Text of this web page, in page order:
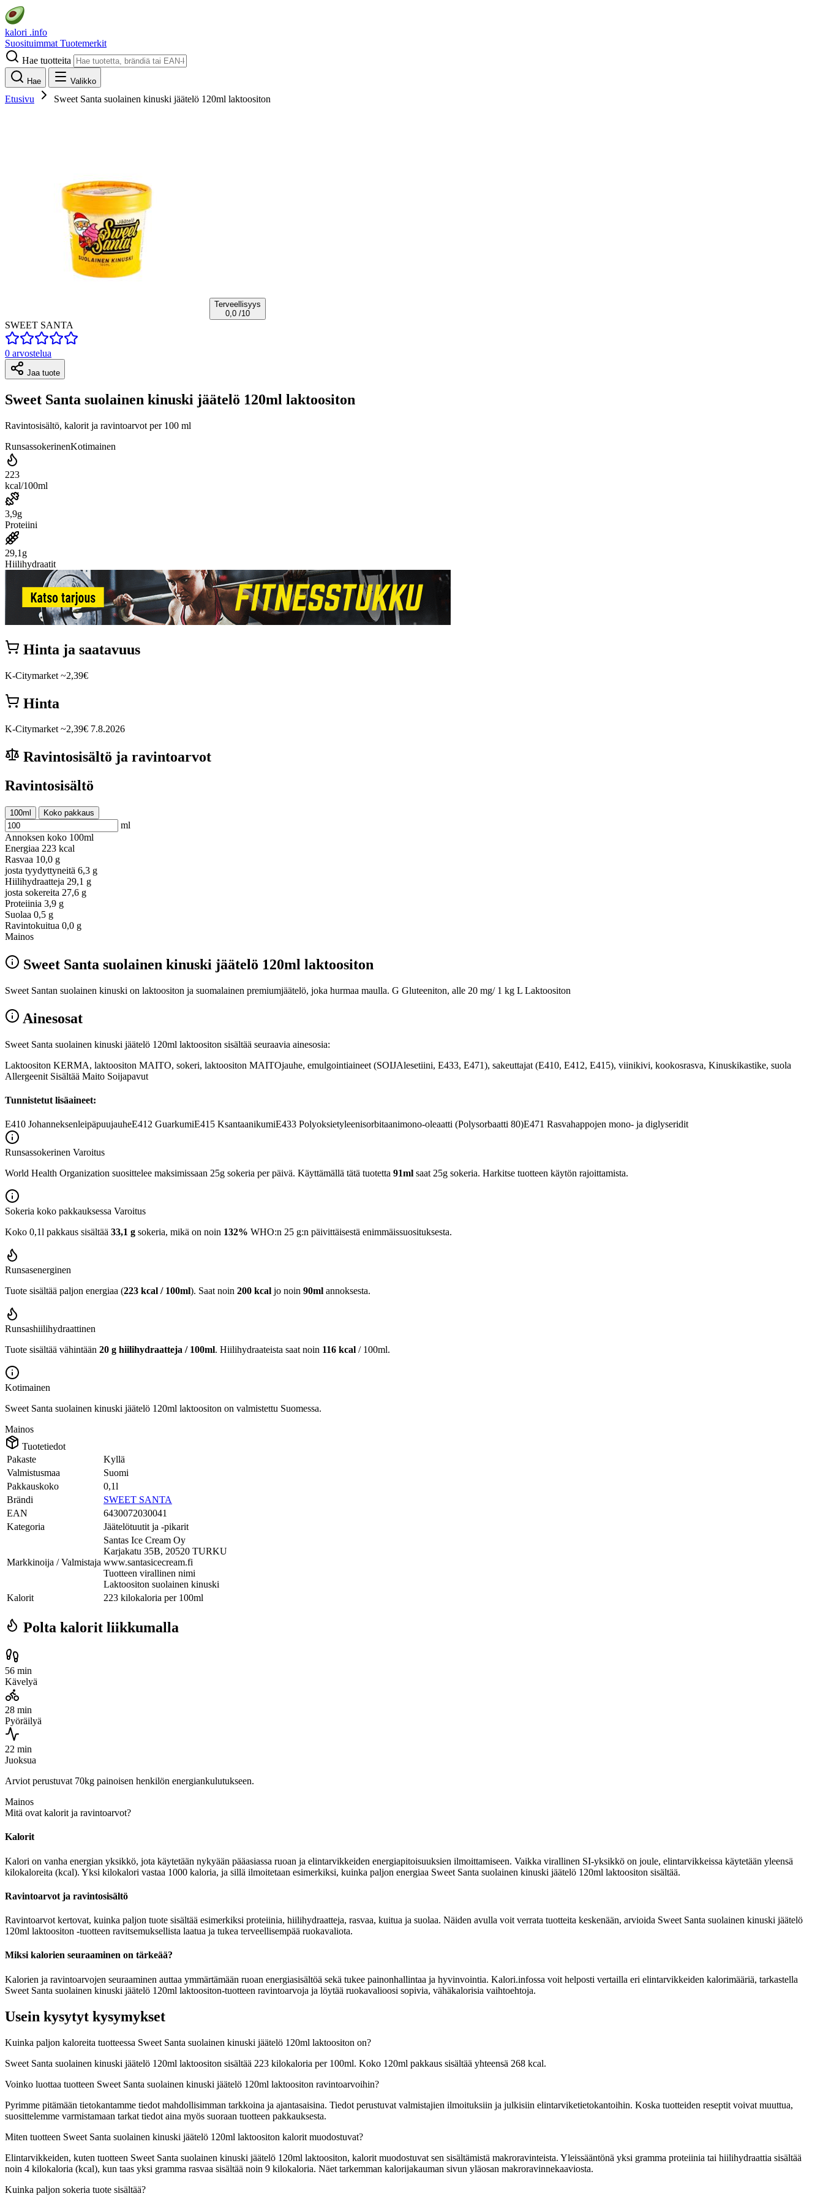
kalori .info
Suosituimmat Tuotemerkit
Hae tuotteita
Hae Valikko
Etusivu Sweet Santa suolainen kinuski jäätelö 120ml laktoositon
Terveellisyys
0,0 /10
SWEET SANTA
0 arvostelua
Jaa tuote
Sweet Santa suolainen kinuski jäätelö 120ml laktoositon
Ravintosisältö, kalorit ja ravintoarvot per 100 ml
RunsassokerinenKotimainen
223
kcal/100ml
3,9g
Proteiini
29,1g
Hiilihydraatit
Hinta ja saatavuus
K-Citymarket ~2,39€
Hinta
K-Citymarket ~2,39€ 7.8.2026
Ravintosisältö ja ravintoarvot
Ravintosisältö
100ml Koko pakkaus
ml
Annoksen koko 100ml
Energiaa 223 kcal
Rasvaa 10,0 g
josta tyydyttyneitä 6,3 g
Hiilihydraatteja 29,1 g
josta sokereita 27,6 g
Proteiinia 3,9 g
Suolaa 0,5 g
Ravintokuitua 0,0 g
Mainos
Sweet Santa suolainen kinuski jäätelö 120ml laktoositon
Sweet Santan suolainen kinuski on laktoositon ja suomalainen premiumjäätelö, joka hurmaa maulla. G Gluteeniton, alle 20 mg/ 1 kg L Laktoositon
Ainesosat
Sweet Santa suolainen kinuski jäätelö 120ml laktoositon sisältää seuraavia ainesosia:
Laktoositon KERMA, laktoositon MAITO, sokeri, laktoositon MAITOjauhe, emulgointiaineet (SOIJAlesetiini, E433, E471), sakeuttajat (E410, E412, E415), viinikivi, kookosrasva, Kinuskikastike, suola
Allergeenit Sisältää Maito Soijapavut
Tunnistetut lisäaineet:
E410 JohanneksenleipäpuujauheE412 GuarkumiE415 KsantaanikumiE433 Polyoksietyleenisorbitaanimono-oleaatti (Polysorbaatti 80)E471 Rasvahappojen mono- ja diglyseridit
Runsassokerinen Varoitus
World Health Organization suosittelee maksimissaan 25g sokeria per päivä. Käyttämällä tätä tuotetta 91ml saat 25g sokeria. Harkitse tuotteen käytön rajoittamista.
Sokeria koko pakkauksessa Varoitus
Koko 0,1l pakkaus sisältää 33,1 g sokeria, mikä on noin 132% WHO:n 25 g:n päivittäisestä enimmäissuosituksesta.
Runsasenerginen
Tuote sisältää paljon energiaa (223 kcal / 100ml). Saat noin 200 kcal jo noin 90ml annoksesta.
Runsashiilihydraattinen
Tuote sisältää vähintään 20 g hiilihydraatteja / 100ml. Hiilihydraateista saat noin 116 kcal / 100ml.
Kotimainen
Sweet Santa suolainen kinuski jäätelö 120ml laktoositon on valmistettu Suomessa.
Mainos
Tuotetiedot
Pakaste
Kyllä
Valmistusmaa
Suomi
Pakkauskoko
0,1l
Brändi
SWEET SANTA
EAN
6430072030041
Kategoria
Jäätelötuutit ja -pikarit
Markkinoija / Valmistaja
Santas Ice Cream Oy
Karjakatu 35B, 20520 TURKU
www.santasicecream.fi
Tuotteen virallinen nimi
Laktoositon suolainen kinuski
Kalorit
223 kilokaloria per 100ml
Polta kalorit liikkumalla
56 min
Kävelyä
28 min
Pyöräilyä
22 min
Juoksua
Arviot perustuvat 70kg painoisen henkilön energiankulutukseen.
Mainos
Mitä ovat kalorit ja ravintoarvot?
Kalorit
Kalori on vanha energian yksikkö, jota käytetään nykyään pääasiassa ruoan ja elintarvikkeiden energiapitoisuuksien ilmoittamiseen. Vaikka virallinen SI-yksikkö on joule, elintarvikkeissa käytetään yleensä
kilokaloreita (kcal). Yksi kilokalori vastaa 1000 kaloria, ja sillä ilmoitetaan esimerkiksi, kuinka paljon energiaa Sweet Santa suolainen kinuski jäätelö 120ml laktoositon sisältää.
Ravintoarvot ja ravintosisältö
Ravintoarvot kertovat, kuinka paljon tuote sisältää esimerkiksi proteiinia, hiilihydraatteja, rasvaa, kuitua ja suolaa. Näiden avulla voit verrata tuotteita keskenään, arvioida Sweet Santa suolainen kinuski jäätelö
120ml laktoositon -tuotteen ravitsemuksellista laatua ja tukea terveellisempää ruokavaliota.
Miksi kalorien seuraaminen on tärkeää?
Kalorien ja ravintoarvojen seuraaminen auttaa ymmärtämään ruoan energiasisältöä sekä tukee painonhallintaa ja hyvinvointia. Kalori.infossa voit helposti vertailla eri elintarvikkeiden kalorimääriä, tarkastella
Sweet Santa suolainen kinuski jäätelö 120ml laktoositon-tuotteen ravintoarvoja ja löytää ruokavalioosi sopivia, vähäkalorisia vaihtoehtoja.
Usein kysytyt kysymykset
Kuinka paljon kaloreita tuotteessa Sweet Santa suolainen kinuski jäätelö 120ml laktoositon on?
Sweet Santa suolainen kinuski jäätelö 120ml laktoositon sisältää 223 kilokaloria per 100ml. Koko 120ml pakkaus sisältää yhteensä 268 kcal.
Voinko luottaa tuotteen Sweet Santa suolainen kinuski jäätelö 120ml laktoositon ravintoarvoihin?
Pyrimme pitämään tietokantamme tiedot mahdollisimman tarkkoina ja ajantasaisina. Tiedot perustuvat valmistajien ilmoituksiin ja julkisiin elintarviketietokantoihin. Koska tuotteiden reseptit voivat muuttua,
suosittelemme varmistamaan tarkat tiedot aina myös suoraan tuotteen pakkauksesta.
Miten tuotteen Sweet Santa suolainen kinuski jäätelö 120ml laktoositon kalorit muodostuvat?
Elintarvikkeiden, kuten tuotteen Sweet Santa suolainen kinuski jäätelö 120ml laktoositon, kalorit muodostuvat sen sisältämistä makroravinteista. Yleissääntönä yksi gramma proteiinia tai hiilihydraattia sisältää
noin 4 kilokaloria (kcal), kun taas yksi gramma rasvaa sisältää noin 9 kilokaloria. Näet tarkemman kalorijakauman sivun yläosan makroravinnekaaviosta.
Kuinka paljon sokeria tuote sisältää?